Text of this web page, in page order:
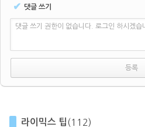
✔ 댓글 쓰기
댓글 쓰기 권한이 없습니다. 로그인 하시겠습
라이믹스 팁 (112)